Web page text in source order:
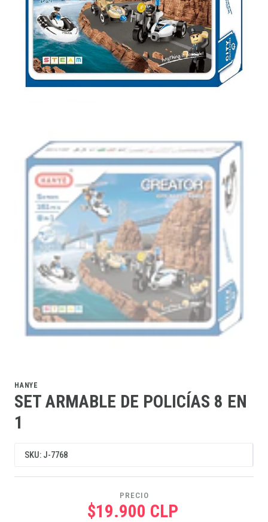
HANYE
SET ARMABLE DE POLICÍAS 8 EN
1
SKU: J-7768
PRECIO
$19.900 CLP